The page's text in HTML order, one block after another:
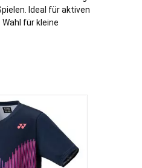
Ideal für aktiven
für kleine